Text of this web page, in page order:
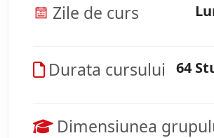
Zile de curs
Durata cursului 64
Dimensiunea